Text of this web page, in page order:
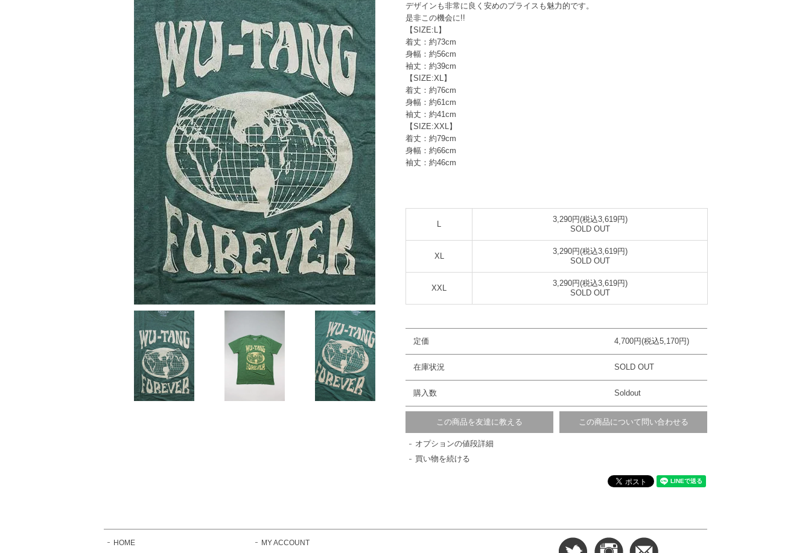
デザインも非常に良く安めのプライスも魅力的です。
是非この機会に!!
【SIZE:L】
着丈：約73cm
身幅：約56cm
袖丈：約39cm
【SIZE:XL】
着丈：約76cm
身幅：約61cm
袖丈：約41cm
【SIZE:XXL】
着丈：約79cm
身幅：約66cm
袖丈：約46cm
3,290円(税込3,619円)
SOLD OUT
XL
3,290円(税込3,619円)
SOLD OUT
XXL
3,290円(税込3,619円)
SOLD OUT
定価 4,700円(税込5,170円)
在庫状況 SOLD OUT
購入数 Soldout
この商品を友達に教える この商品について問い合わせる
オプションの値段詳細
買い物を続ける
HOME MY ACCOUNT